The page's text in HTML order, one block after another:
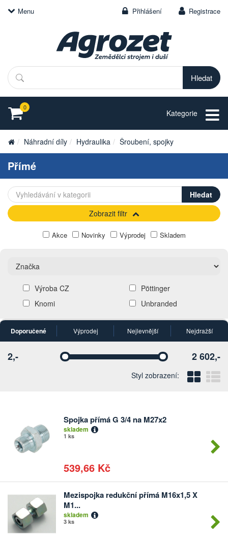
Menu Přihlášení Registrace
Hledat
0
Kategorie
Náhradní díly Hydraulika Šroubení, spojky
Přímé
Zobrazit filtr
Akce Novinky Výprodej Skladem
Výroba CZ
Pöttinger
Knomi
Unbranded
Doporučené Výprodej Nejlevnější Nejdražší
Vyberte Vyberte
2,- 2 602,-
Styl zobrazení:
Spojka přímá G 3/4 na M27x2
skladem
1 ks
539,66 Kč
Počet
kusů
Mezispojka redukční přímá M16x1,5 X
M1...
skladem
3 ks
Počet